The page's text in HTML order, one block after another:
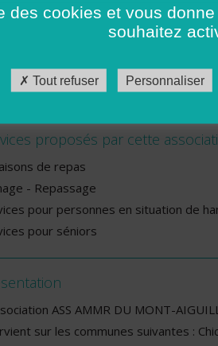
: De 08h00 à 16h30
: De 08h00 à 16h30
: De 08h00 à 17h00
: De 08h00 à 17h00
proposés par cette
de repas
- Repassage
pour personnes en situation de
pour séniors
ASS AMMR DU MONT-
sur les communes suivantes :
des cookies et vous
souhaitez
Tout refuser Personnaliser